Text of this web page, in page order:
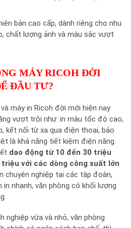
bản cao cấp, dành riêng cho nhu
chất lượng ảnh và màu sắc vượt
MÁY RICOH ĐỜI
ĐẦU TƯ?
máy in Ricoh đời mới hiện nay
vượt trội như: in màu tốc độ cao,
kết nối từ xa qua điện thoại, bảo
là khả năng tiết kiệm điện năng.
dao động từ 10 đến 30 triệu
với các dòng công suất lớn
chuyên nghiệp tại các tập đoàn,
nhanh, văn phòng có khối lượng
nghiệp vừa và nhỏ, văn phòng